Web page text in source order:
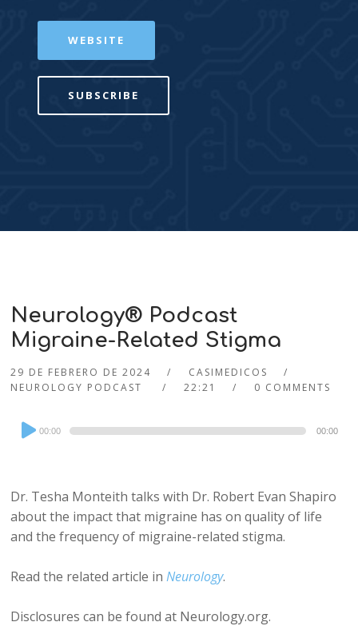
WEBSITE
SUBSCRIBE
Neurology® Podcast
Migraine-Related Stigma
29 DE FEBRERO DE 2024
CASIMEDICOS
NEUROLOGY PODCAST
22:21 0 COMMENTS
Audio
Player
00:00 00:00
Dr. Tesha Monteith talks with Dr. Robert Evan Shapiro
about the impact that migraine has on quality of life
and the frequency of migraine-related stigma.
Read the related article inNeurology.
Disclosures can be found at Neurology.org.